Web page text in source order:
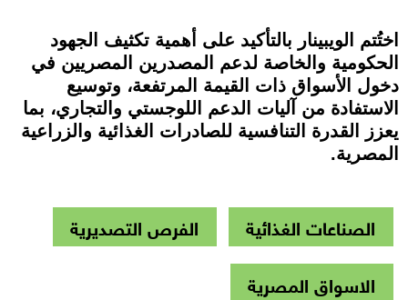
اختُتم الويبينار بالتأكيد على أهمية تكثيف الجهود
الحكومية والخاصة لدعم المصدرين المصريين في
دخول الأسواق ذات القيمة المرتفعة، وتوسيع
الاستفادة من آليات الدعم اللوجستي والتجاري، بما
يعزز القدرة التنافسية للصادرات الغذائية والزراعية
المصرية.
الصناعات الغذائية
الفرص التصديرية
الاسواق المصرية